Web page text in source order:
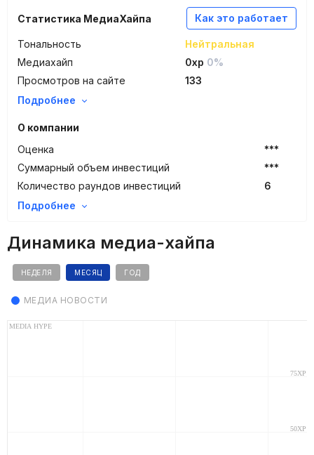
Как это работает
Статистика МедиаХайпа
Тональность
Нейтральная
Медиахайп
0xp 0%
Просмотров на сайте
133
Подробнее
О компании
Оценка
***
Суммарный объем инвестиций
***
Количество раундов инвестиций
6
Подробнее
Динамика медиа-хайпа
НЕДЕЛЯ МЕСЯЦ ГОД
МЕДИА НОВОСТИ